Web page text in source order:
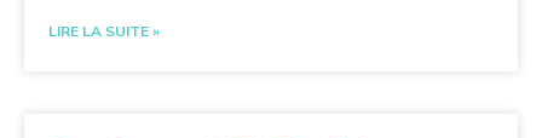
LIRE LA SUITE »